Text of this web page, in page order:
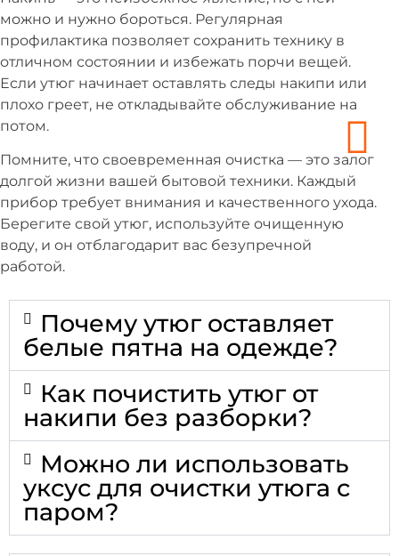
можно и нужно бороться. Регулярная
профилактика позволяет сохранить технику в
отличном состоянии и избежать порчи вещей.
Если утюг начинает оставлять следы накипи или
плохо греет, не откладывайте обслуживание на
потом.
Помните, что своевременная очистка — это залог
долгой жизни вашей бытовой техники. Каждый
прибор требует внимания и качественного ухода.
Берегите свой утюг, используйте очищенную
воду, и он отблагодарит вас безупречной
работой.
Почему утюг оставляет
белые пятна на одежде?
Как почистить утюг от
накипи без разборки?
Можно ли использовать
уксус для очистки утюга с
паром?